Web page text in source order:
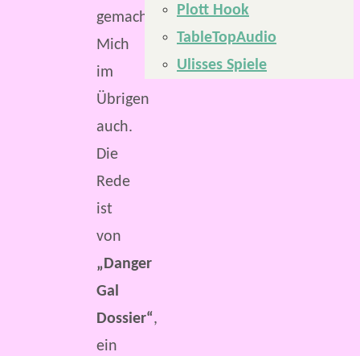
gemacht.
Mich
im
Übrigen
auch.
Die
Rede
ist
von
„Danger
Gal
Dossier“,
ein
Plott Hook
TableTopAudio
Ulisses Spiele